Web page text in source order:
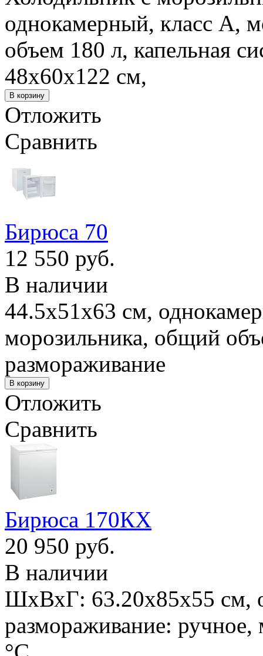
однокамерный, класс А,
объем 180 л, капельная
48x60x122 см,
Отложить
Сравнить
Бирюса 70
12 550 руб.
В наличии
44.5x51x63 см,
морозильника, общий
размораживание
Отложить
Сравнить
Бирюса 170КХ
20 950 руб.
В наличии
ШхВхГ: 63.20х85х55 см,
размораживание: